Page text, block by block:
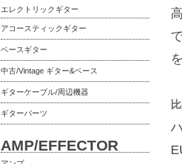
エレクトリックギター
アコースティックギター
ベースギター
中古/Vintage ギター&ベース
ギターケーブル/周辺機器
ギターパーツ
AMP/EFFECTOR